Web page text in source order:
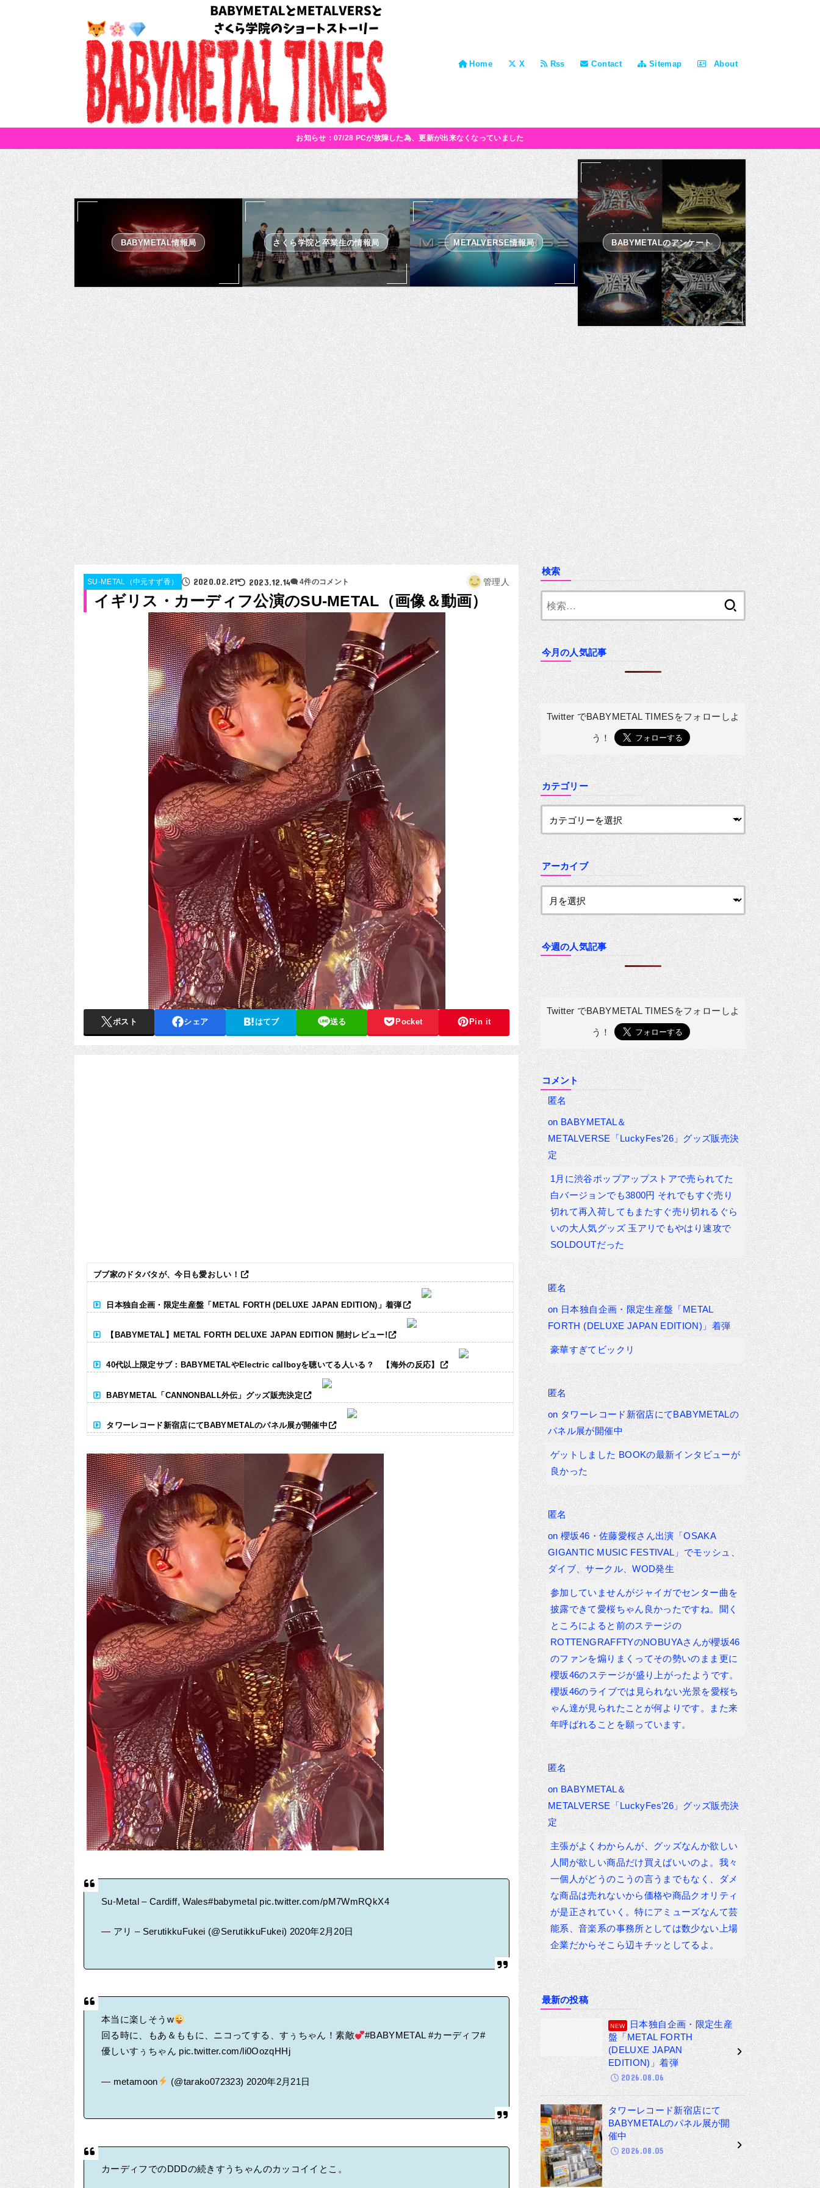
Home X Rss Contact Sitemap About
お知らせ：07/28 PCが故障した為、更新が出来なくなっていました
BABYMETAL情報局 さくら学院と卒業生の情報局 METALVERSE情報局 BABYMETALのアンケート
SU-METAL（中元すず香） 2020.02.21 2023.12.14 4件のコメント 管理人
イギリス・カーディフ公演のSU-METAL（画像＆動画）
ポスト シェア はてブ 送る Pocket Pin it
ブブ家のドタバタが、今日も愛おしい！
日本独自企画・限定生産盤「METAL FORTH (DELUXE JAPAN EDITION)」着弾
【BABYMETAL】METAL FORTH DELUXE JAPAN EDITION 開封レビュー!
40代以上限定サブ：BABYMETALやElectric callboyを聴いてる人いる？ 【海外の反応】
BABYMETAL「CANNONBALL外伝」グッズ販売決定
タワーレコード新宿店にてBABYMETALのパネル展が開催中
Su-Metal – Cardiff, Wales#babymetal pic.twitter.com/pM7WmRQkX4
— アリ – SerutikkuFukei (@SerutikkuFukei) 2020年2月20日
本当に楽しそうw
回る時に、もあ＆ももに、ニコってする、すぅちゃん！素敵
#BABYMETAL #カーディフ#
優しいすぅちゃん pic.twitter.com/li0OozqHHj
— metamoon (@tarako072323) 2020年2月21日
カーディフでのDDDの続きすうちゃんのカッコイイとこ。
検索
今月の人気記事
Twitter でBABYMETAL TIMESをフォローしよ
う！
カテゴリー
アーカイブ
今週の人気記事
Twitter でBABYMETAL TIMESをフォローしよ
う！
コメント
匿名
on BABYMETAL＆
METALVERSE「LuckyFes’26」グッズ販売決
定
1月に渋谷ポップアップストアで売られてた
白バージョンでも3800円 それでもすぐ売り
切れて再入荷してもまたすぐ売り切れるぐら
いの大人気グッズ 玉アリでもやはり速攻で
SOLDOUTだった
匿名
on 日本独自企画・限定生産盤「METAL
FORTH (DELUXE JAPAN EDITION)」着弾
豪華すぎてビックリ
匿名
on タワーレコード新宿店にてBABYMETALの
パネル展が開催中
ゲットしました BOOKの最新インタビューが
良かった
匿名
on櫻坂46・佐藤愛桜さん出演「OSAKA
GIGANTIC MUSIC FESTIVAL」でモッシュ、
ダイブ、サークル、WOD発生
参加していませんがジャイガでセンター曲を
披露できて愛桜ちゃん良かったですね。聞く
ところによると前のステージの
ROTTENGRAFFTYのNOBUYAさんが櫻坂46
のファンを煽りまくってその勢いのまま更に
櫻坂46のステージが盛り上がったようです。
櫻坂46のライブでは見られない光景を愛桜ち
ゃん達が見られたことが何よりです。また来
年呼ばれることを願っています。
匿名
on BABYMETAL＆
METALVERSE「LuckyFes’26」グッズ販売決
定
主張がよくわからんが、グッズなんか欲しい
人間が欲しい商品だけ買えばいいのよ。我々
一個人がどうのこうの言うまでもなく、ダメ
な商品は売れないから価格や商品クオリティ
が是正されていく。特にアミューズなんて芸
能系、音楽系の事務所としては数少ない上場
企業だからそこら辺キチッとしてるよ。
最新の投稿
日本独自企画・限定生産
盤「METAL FORTH
(DELUXE JAPAN
EDITION)」着弾
2026.08.06
タワーレコード新宿店にて
BABYMETALのパネル展が開
催中
2026.08.05